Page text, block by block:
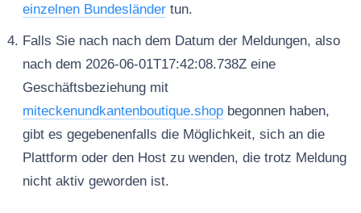
einzelnen Bundesländertun.
Falls Sie nach nach dem Datum der Meldungen, also
nach dem 2026-06-01T17:42:08.738Z eine
Geschäftsbeziehung mit
miteckenundkantenboutique.shopbegonnen haben,
gibt es gegebenenfalls die Möglichkeit, sich an die
Plattform oder den Host zu wenden, die trotz Meldung
nicht aktiv geworden ist.